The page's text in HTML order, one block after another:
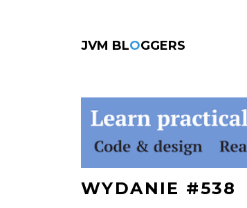
JVM BLOGGERS
WYDANIE #538